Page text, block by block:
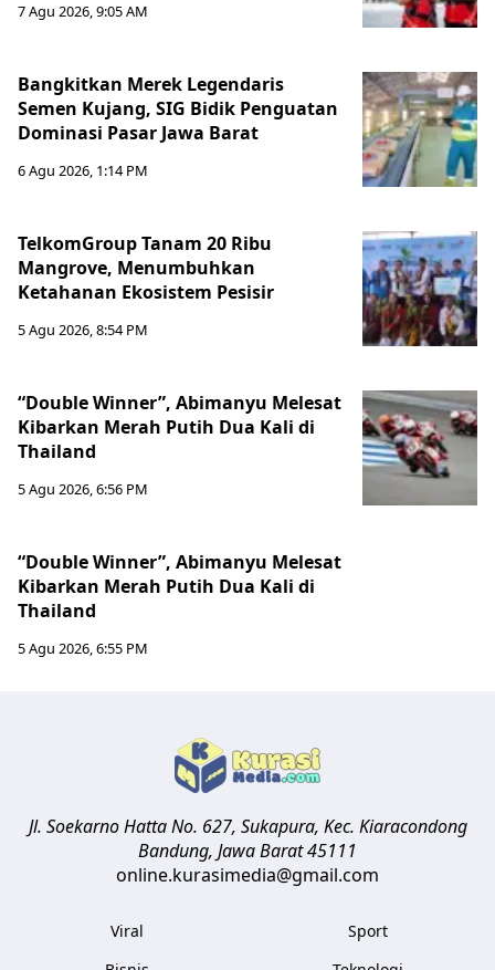
7 Agu 2026, 9:05 AM
Bangkitkan Merek Legendaris
Semen Kujang, SIG Bidik Penguatan
Dominasi Pasar Jawa Barat
6 Agu 2026, 1:14 PM
TelkomGroup Tanam 20 Ribu
Mangrove, Menumbuhkan
Ketahanan Ekosistem Pesisir
5 Agu 2026, 8:54 PM
“Double Winner”, Abimanyu Melesat
Kibarkan Merah Putih Dua Kali di
Thailand
5 Agu 2026, 6:56 PM
“Double Winner”, Abimanyu Melesat
Kibarkan Merah Putih Dua Kali di
Thailand
5 Agu 2026, 6:55 PM
Jl. Soekarno Hatta No. 627, Sukapura, Kec. Kiaracondong
Bandung, Jawa Barat45111
online.kurasimedia@gmail.com
Viral
Sport